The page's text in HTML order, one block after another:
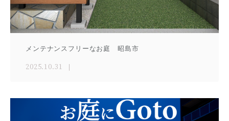
メンテナンスフリーなお庭 昭島市
2025.10.31